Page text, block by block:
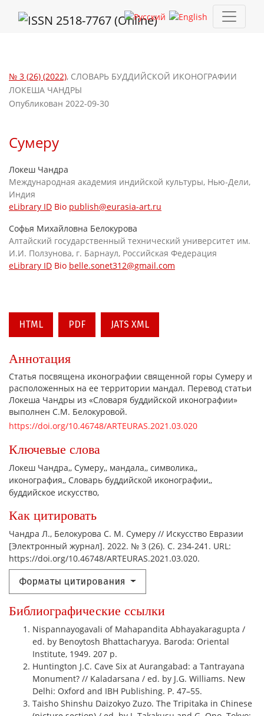
№ 3 (26) (2022), СЛОВАРЬ БУДДИЙСКОЙ ИКОНОГРАФИИ
ЛОКЕША ЧАНДРЫ
Сумеру
Опубликован 2022-09-30
Локеш Чандра
Международная академия индийской культуры, Нью-Дели,
Индия
eLibrary ID Bio publish@eurasia-art.ru
Софья Михайловна Белокурова
Алтайский государственный технический университет им.
И.И. Ползунова, г. Барнаул, Российская Федерация
eLibrary ID Bio belle.sonet312@gmail.com
HTML PDF JATS XML
Ключевые слова
Локеш Чандра, Сумеру, мандала, символика,
иконография, Словарь буддийской иконографии,
буддийское искусство,
Как цитировать
Чандра Л., Белокурова С. М. Сумеру // Искусство Евразии
[Электронный журнал]. 2022. № 3 (26). С. 234-241. URL:
https://doi.org/10.46748/ARTEURAS.2021.03.020.
Форматы цитирования
Аннотация
Статья посвящена иконографии священной горы Сумеру и
расположенных на ее территории мандал. Перевод статьи
Локеша Чандры из «Словаря буддийской иконографии»
выполнен С.М. Белокуровой.
https://doi.org/10.46748/ARTEURAS.2021.03.020
Библиографические ссылки
Nispannayogavali of Mahapandita Abhayakaragupta /
ed. by Benoytosh Bhattacharyya. Baroda: Oriental
Institute, 1949. 207 p.
Huntington J.C. Cave Six at Aurangabad: a Tantrayana
Monument? // Kaladarsana / ed. by J.G. Williams. New
Delhi: Oxford and IBH Publishing. P. 47–55.
Taisho Shinshu Daizokyo Zuzo. The Tripitaka in Chinese